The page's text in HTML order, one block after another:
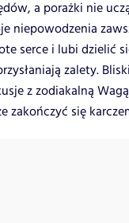
a porażki nie
niepowodzenia
serce i lubi dzielić
zalety.
z zodiakalną
zakończyć się